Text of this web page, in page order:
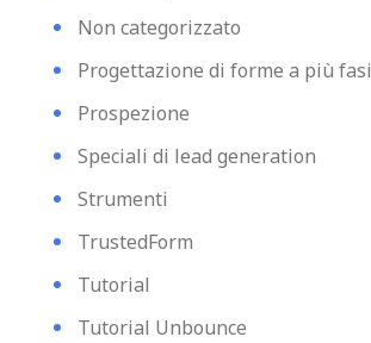
Non categorizzato
Progettazione di forme a più fasi
Prospezione
Speciali di lead generation
Strumenti
TrustedForm
Tutorial
Tutorial Unbounce